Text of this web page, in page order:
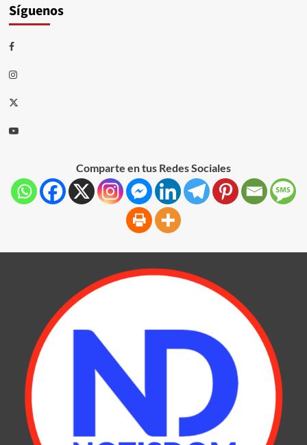
Síguenos
Comparte en tus Redes Sociales